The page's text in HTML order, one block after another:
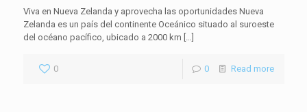
Viva en Nueva Zelanda y aprovecha las oportunidades Nueva
Zelanda es un país del continente Oceánico situado al suroeste
del océano pacífico, ubicado a 2000 km […]
0 0 Read more